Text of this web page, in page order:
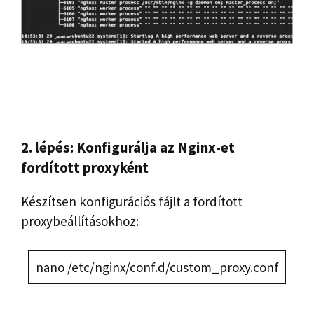
2. lépés: Konfigurálja az Nginx-et
fordított proxyként
Készítsen konfigurációs fájlt a fordított
proxybeállításokhoz:
nano /etc/nginx/conf.d/custom_proxy.conf